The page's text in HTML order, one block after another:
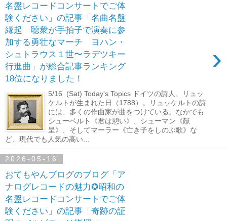
名盤レコードコンサートでご体
験ください」の記事「名曲名盤
縁起 聴衆が手拍子で演奏に参
加する勇壮なマーチ ヨハン・
シュトラウス１世〜ラデツキー
行進曲」が総合記事ランキング
18位になりました！
›
5/16 (Sat) Today's Topics ドイツの詩人、リュッ
ケルトが生まれた日（1788）。リュッケルトの詩
には、多くの作曲家が曲をつけている。なかでも
シューベルト《君は憩い》、シューマン《献
呈》、そしてマーラー《亡き子をしのぶ歌》な
ど、現代でも人気の高い...
2026-05-16
おてもやんブログのブログ「ア
ナログレコードの魅力✪昭和の
名盤レコードコンサートでご体
験ください」の記事「奇跡の証